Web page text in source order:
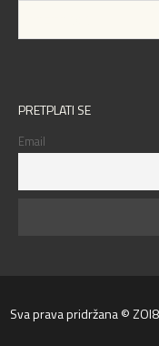
PRETPLATI SE
Email
Sva prava pridržana ©